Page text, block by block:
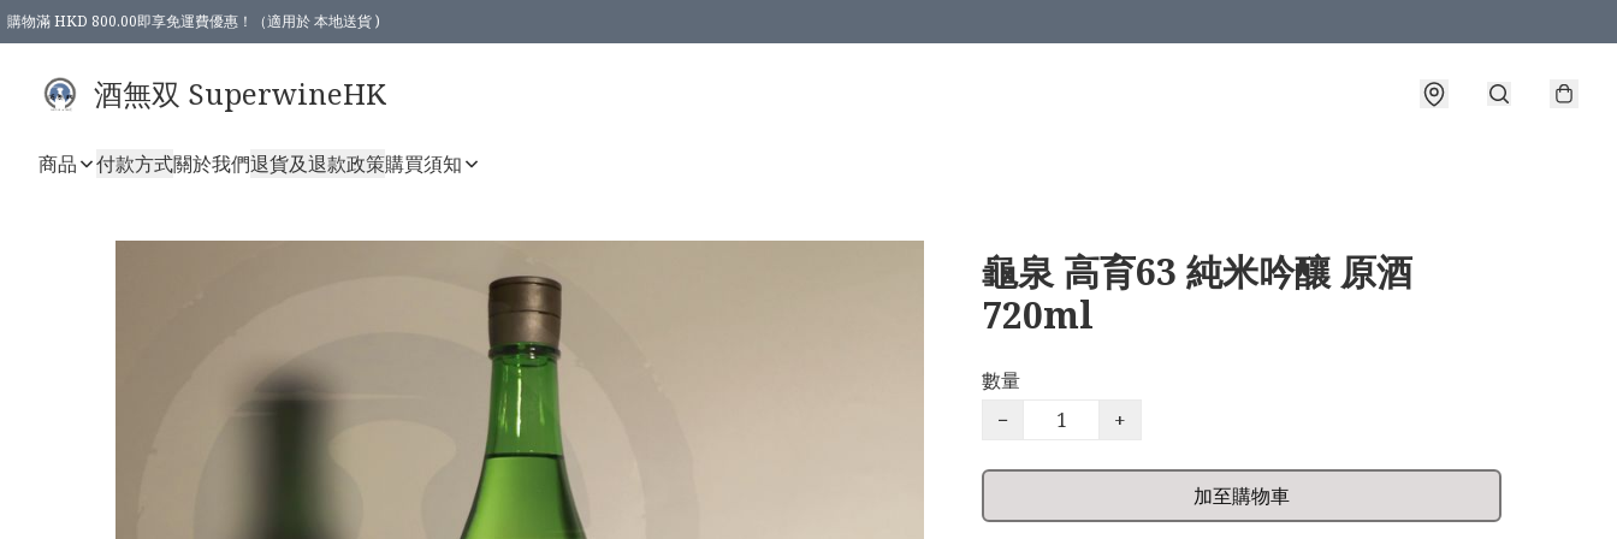
購物滿 HKD 800.00即享免運費優惠！（適用於 本地送貨 )
酒無双 SuperwineHK
商品 付款方式關於我們退貨及退款政策購買須知
龜泉 高育63 純米吟釀 原酒
720ml
數量
−
+
加至購物車